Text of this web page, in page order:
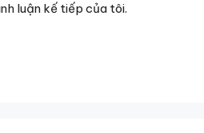
luận kế tiếp của tôi.